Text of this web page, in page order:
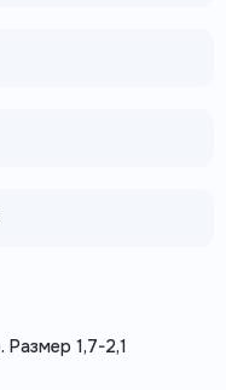
Размер 1,7-2,1